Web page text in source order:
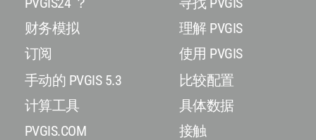
财务模拟
订阅
手动的 PVGIS 5.3
计算工具
PVGIS.COM
理解 PVGIS
使用 PVGIS
比较配置
具体数据
接触